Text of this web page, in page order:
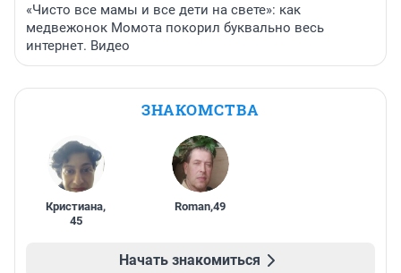
«Чисто все мамы и все дети на свете»: как
медвежонок Момота покорил буквально весь
интернет. Видео
ЗНАКОМСТВА
Кристиана,
45
Roman,49
Начать знакомиться